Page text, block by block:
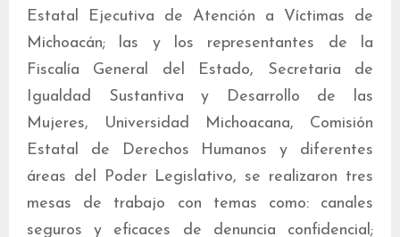
Estatal Ejecutiva de Atención a Víctimas de
Michoacán; las y los representantes de la
Fiscalía General del Estado, Secretaria de
Igualdad Sustantiva y Desarrollo de las
Mujeres, Universidad Michoacana, Comisión
Estatal de Derechos Humanos y diferentes
áreas del Poder Legislativo, se realizaron tres
mesas de trabajo con temas como: canales
seguros y eficaces de denuncia confidencial;